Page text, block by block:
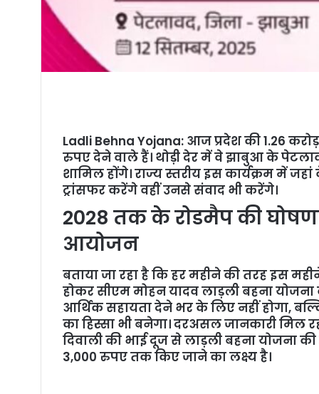
Ladli Behna Yojana: आज प्रदेश की 1.26
रुपए देने वाले हैं। थोड़ी देर में वे झाबुआ के
शामिल होंगे। राज्य स्तरीय इस कार्यक्रम में
ट्रांसफर करेंगे वहीं उनसे संवाद भी करेंगे।
2028 तक के रोडमैप की
आयोजन
बताया जा रहा है कि हर महीने की तरह इस
होकर सीएम मोहन यादव लाड़ली बहना योजना
आर्थिक सहायता देने भर के लिए नहीं होगा,
का हिस्सा भी बनेगा। दरअसल जानकारी मिल
दिवाली की भाई दूज से लाड़ली बहना योजना
3,000 रुपए तक किए जाने का लक्ष्य है।